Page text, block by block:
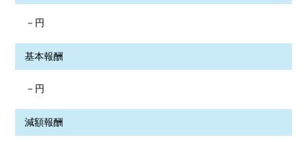
－円
基本報酬
－円
減額報酬